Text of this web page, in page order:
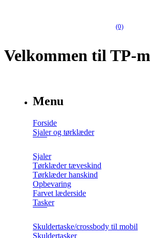
(0)
Velkommen til TP-
Menu
Forside
Sjaler og tørklæder
Sjaler
Tørklæder tæveskind
Tørklæder hanskind
Opbevaring
Farvet læderside
Tasker
Skuldertaske/crossbody til mobil
Skuldertasker